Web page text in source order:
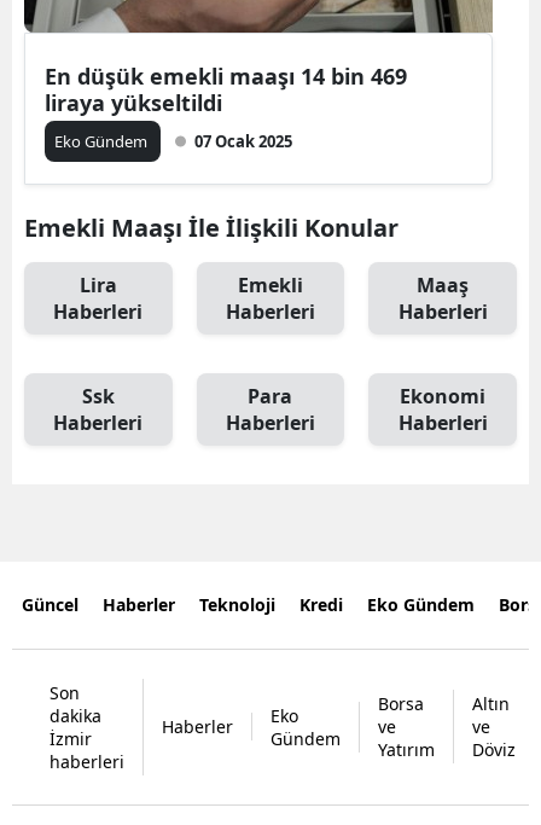
En düşük emekli maaşı 14 bin 469
liraya yükseltildi
Eko Gündem 07 Ocak 2025
Emekli Maaşı İle İlişkili Konular
Lira
Haberleri
Emekli
Haberleri
Maaş
Haberleri
Ssk
Haberleri
Para
Haberleri
Ekonomi
Haberleri
Güncel Haberler Teknoloji Kredi Eko Gündem
Son
dakika
İzmir
haberleri
Haberler
Eko
Gündem
Borsa
ve
Yatırım
Altın
ve
Döviz